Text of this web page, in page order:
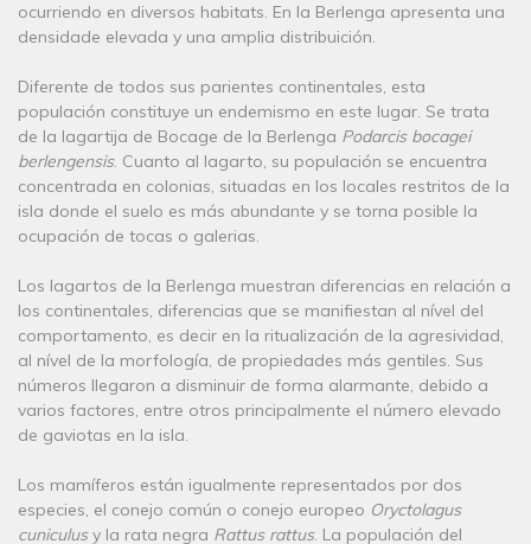
ocurriendo en diversos habitats. En la Berlenga apresenta una
densidade elevada y una amplia distribuición.
Diferente de todos sus parientes continentales, esta
populación constituye un endemismo en este lugar. Se trata
de la lagartija de Bocage de la Berlenga Podarcis bocagei
berlengensis. Cuanto al lagarto, su populación se encuentra
concentrada en colonias, situadas en los locales restritos de la
isla donde el suelo es más abundante y se torna posible la
ocupación de tocas o galerias.
Los lagartos de la Berlenga muestran diferencias en relación a
los continentales, diferencias que se manifiestan al nível del
comportamento, es decir en la ritualización de la agresividad,
al nível de la morfología, de propiedades más gentiles. Sus
números llegaron a disminuir de forma alarmante, debido a
varios factores, entre otros principalmente el número elevado
de gaviotas en la isla.
Los mamíferos están igualmente representados por dos
especies, el conejo común o conejo europeo Oryctolagus
cuniculusy la rata negra Rattus rattus. La populación del